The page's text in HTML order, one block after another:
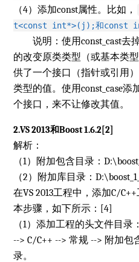
（4）添加const属性。比如，
t<const int*>(j);和const
说明：使用const_cast去
的改变原类类型（或基本类
供了一个接口（指针或引用
类型的值。使用const_case添
个接口，来不让修改其值。
2.VS 2013和Boost 1.6.2[2]
解析：
（1）附加包含目录：
（2）附加库目录：
在VS 2013工程中，添加C/
本步骤，如下所示：[4]
（1）添加工程的头文件目
--> C/C++ --> 常规 --> 附加
录。